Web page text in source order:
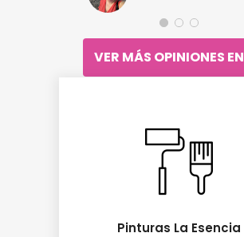
VER MÁS OPINIONES EN
Pinturas La Esencia